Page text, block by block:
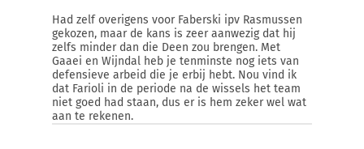
Had zelf overigens voor Faberski ipv Rasmussen
gekozen, maar de kans is zeer aanwezig dat hij
zelfs minder dan die Deen zou brengen. Met
Gaaei en Wijndal heb je tenminste nog iets van
defensieve arbeid die je erbij hebt. Nou vind ik
dat Farioli in de periode na de wissels het team
niet goed had staan, dus er is hem zeker wel wat
aan te rekenen.